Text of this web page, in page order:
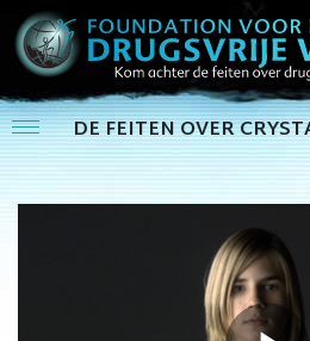
DE FEITEN OVER